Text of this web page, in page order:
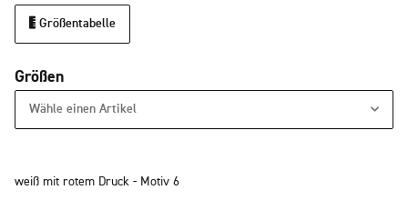
Größentabelle
Größen
Wähle einen Artikel
weiß mit rotem Druck - Motiv 6